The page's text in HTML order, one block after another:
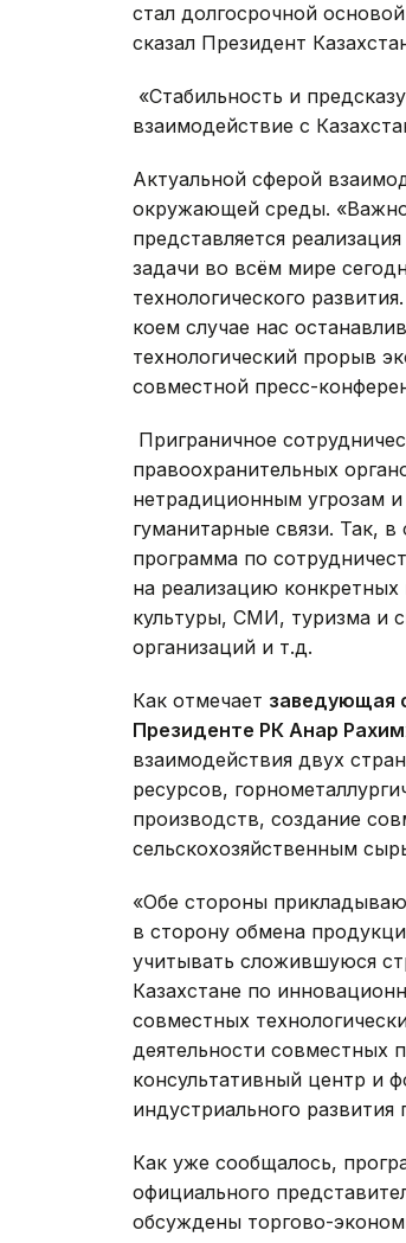
стал долгосрочной
сказал Президент
«Стабильность и
взаимодействие с
Актуальной сферой
окружающей среды.
представляется
задачи во всём мире
технологического
коем случае нас
технологический прорыв
совместной пресс-
Приграничное
правоохранительных
нетрадиционным угрозам
гуманитарные связи. Так,
программа по
на реализацию
культуры, СМИ, туризма и
организаций и т.д.
Как отмечает заведующая
Президенте РК Анар
взаимодействия двух
ресурсов,
производств, создание
сельскохозяйственным
«Обе стороны
в сторону обмена
учитывать сложившуюся
Казахстане по
совместных
деятельности совместных
консультативный центр и
индустриального
Как уже сообщалось,
официального
обсуждены торгово-